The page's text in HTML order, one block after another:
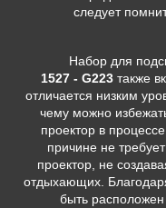
следует
Набор для
1527 - G223 также
отличается низким
чему можно
проектор в
причине не
проектор, не
отдыхающих.
быть